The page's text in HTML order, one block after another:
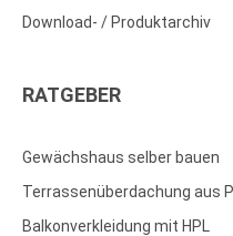
Download- / Produktarchiv
RATGEBER
Gewächshaus selber bauen
Terrassenüberdachung aus
Balkonverkleidung mit HPL